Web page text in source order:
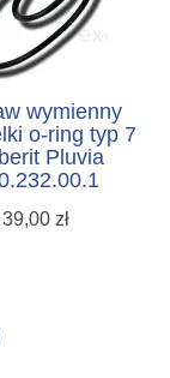
wymienny
o-ring typ 7
Pluvia
39,00 zł